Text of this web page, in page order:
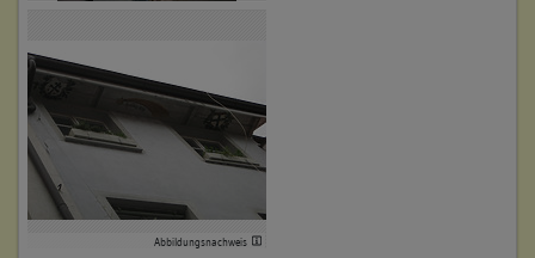
Abbildungsnachweis